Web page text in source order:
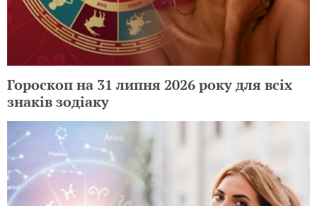
Гороскоп на 31 липня 2026 року для всіх
знаків зодіаку